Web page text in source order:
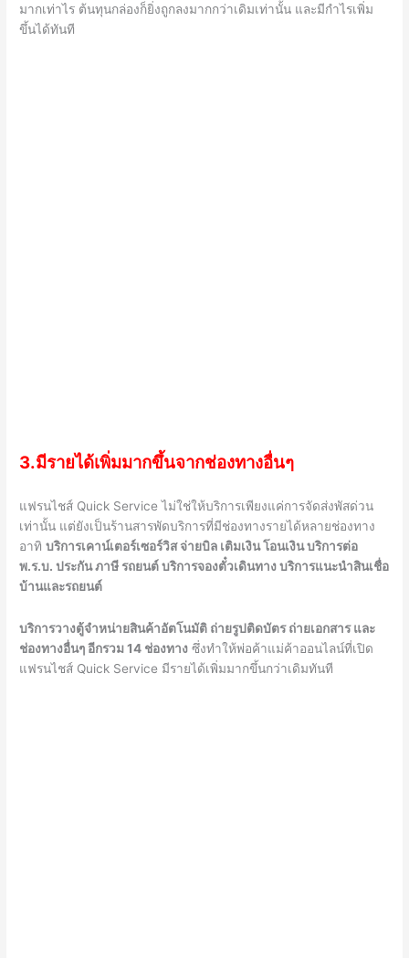
มากเท่าไร ต้นทุนกล่องก็ยิ่งถูกลงมากกว่าเดิมเท่านั้น และมีกำไรเพิ่ม
ขึ้นได้ทันที
3.มีรายได้เพิ่มมากขึ้นจากช่องทางอื่นๆ
แฟรนไชส์ Quick Serviceไม่ใช่ให้บริการเพียงแค่การจัดส่งพัสด่วน
เท่านั้น แต่ยังเป็นร้านสารพัดบริการที่มีช่องทางรายได้หลายช่องทาง
อาทิบริการเคาน์เตอร์เซอร์วิส จ่ายบิล เติมเงิน โอนเงิน บริการต่อ
พ.ร.บ. ประกัน ภาษี รถยนต์ บริการจองตั๋วเดินทางบริการแนะนำสินเชื่อ
บ้านและรถยนต์
บริการวางตู้จำหน่ายสินค้าอัตโนมัติ ถ่ายรูปติดบัตร ถ่ายเอกสาร และ
ช่องทางอื่นๆ อีกรวม 14 ช่องทาง ซึ่งทำให้พ่อค้าแม่ค้าออนไลน์ที่เปิด
แฟรนไชส์ Quick Service มีรายได้เพิ่มมากขึ้นกว่าเดิมทันที